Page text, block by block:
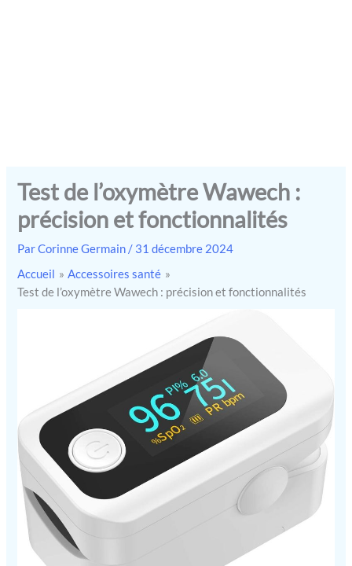
Test de l’oxymètre Wawech :
précision et fonctionnalités
ParCorinne Germain / 31 décembre 2024
Accueil
Accessoires santé
Test de l’oxymètre Wawech : précision et fonctionnalités